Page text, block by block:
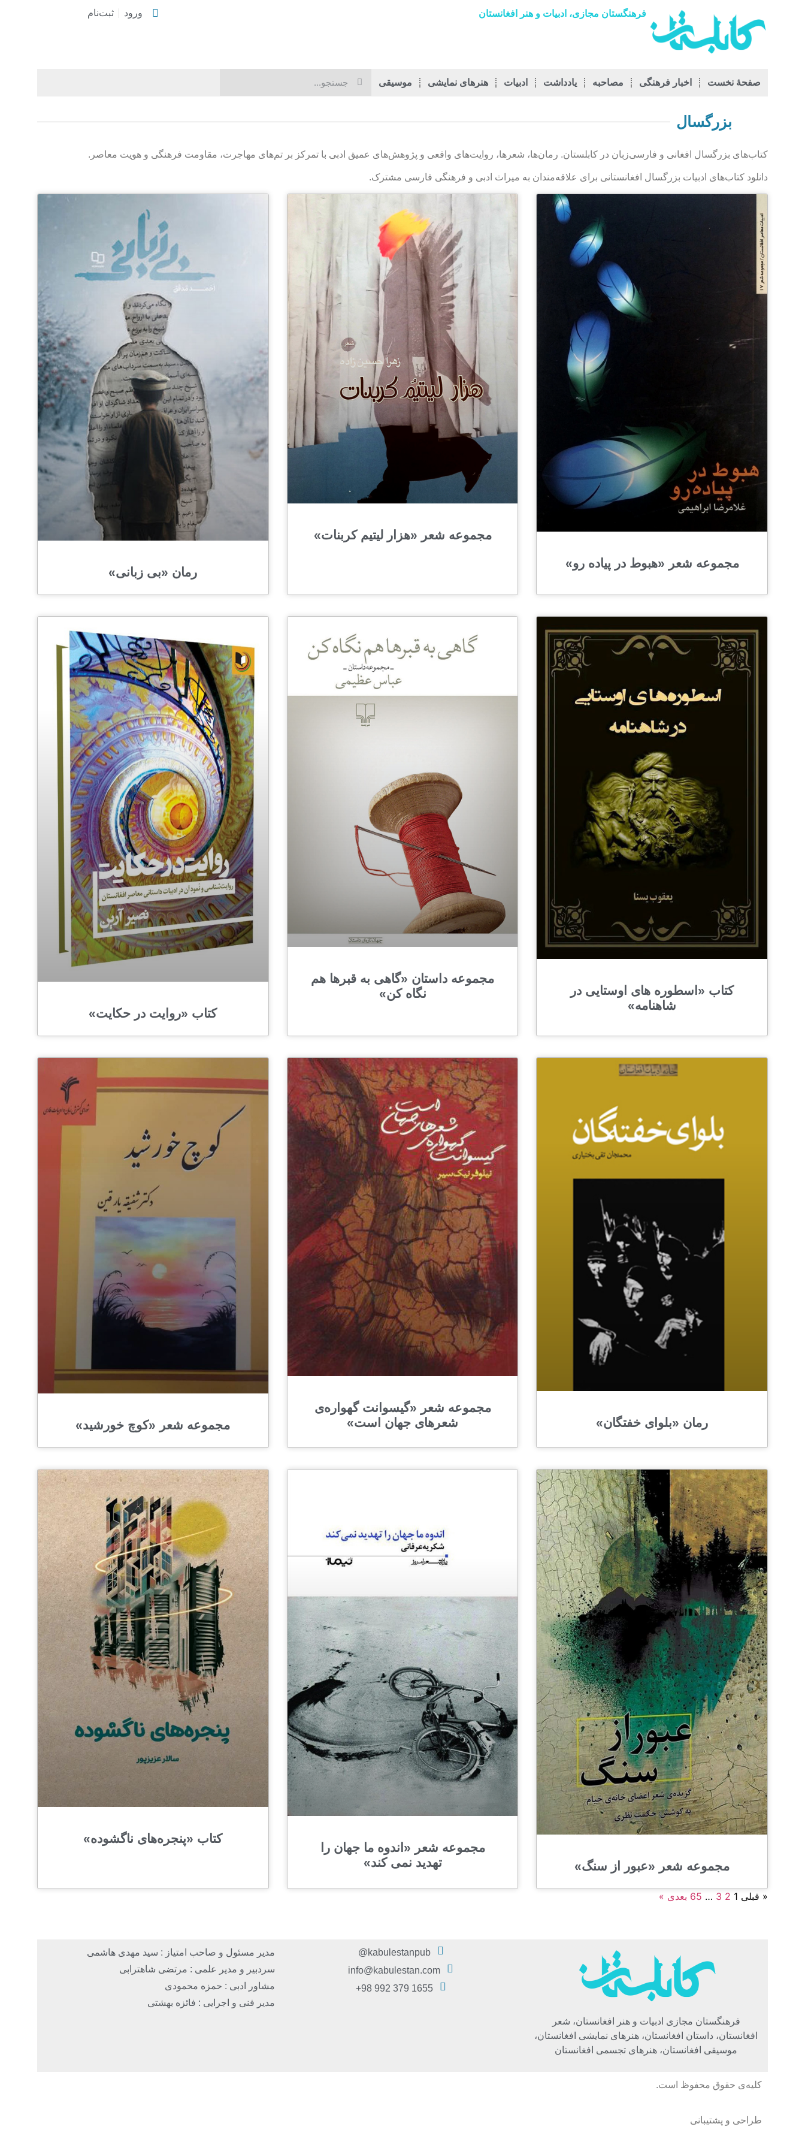
فرهنگستان مجازی، ادبیات و هنر افغانستان ورود ثبت‌نام
صفحۀ نخست اخبار فرهنگی مصاحبه يادداشت ادبیات هنرهای نمایشی موسیقی
بزرگسال
کتاب‌های بزرگسال افغانی و فارسی‌زبان در کابلستان. رمان‌ها، شعرها، روایت‌های واقعی و پژوهش‌های عمیق ادبی با تمرکز بر تم‌های مهاجرت، مقاومت فرهنگی و هویت معاصر.
دانلود کتاب‌های ادبیات بزرگسال افغانستانی برای علاقه‌مندان به میراث ادبی و فرهنگی فارسی مشترک.
مجموعه شعر «هبوط در پیاده رو»
مجموعه شعر «هزار لیتیم کربنات»
رمان «بی زبانی»
کتاب «اسطوره های اوستایی در
شاهنامه»
مجموعه‌ داستان «گاهی به قبرها هم
نگاه کن»
کتاب «روایت در حکایت»
رمان «بلوای خفتگان»
مجموعه شعر «گیسوانت گهواره‌ی
شعرهای جهان است»
مجموعه شعر «کوچ خورشید»
مجموعه شعر «عبور از سنگ»
مجموعه شعر «اندوه ما جهان را
تهدید نمی کند»
کتاب «پنجره‌های ناگشوده»
« قبلی 1
2
3
…
65 بعدی »
فرهنگستان مجازی ادبیات و هنر افغانستان، شعر
افغانستان، داستان افغانستان، هنرهای نمایشی افغانستان،
موسیقی افغانستان، هنرهای تجسمی افغانستان
kabulestanpub@
info@kabulestan.com
1655 379 992 98+
مدیر مسئول و صاحب امتیاز : سید مهدی هاشمی
سردبیر و مدیر علمی : مرتضی شاهترابی
مشاور ادبی : حمزه محمودی
مدیر فنی و اجرایی : فائزه بهشتی
کلیه‌ی حقوق محفوظ است.
طراحی و پشتیبانی